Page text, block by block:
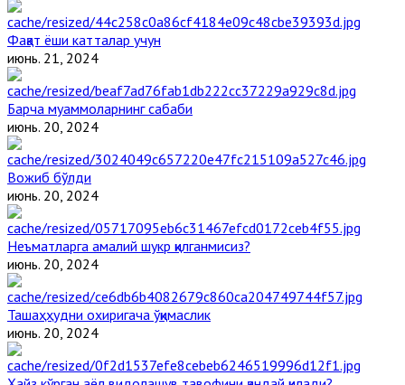
Фақат ёши катталар учун
июнь. 21, 2024
Барча муаммоларнинг сабаби
июнь. 20, 2024
Вожиб бўлди
июнь. 20, 2024
Неъматларга амалий шукр қилганмисиз?
июнь. 20, 2024
Ташаҳҳудни охиригача ўқимаслик
июнь. 20, 2024